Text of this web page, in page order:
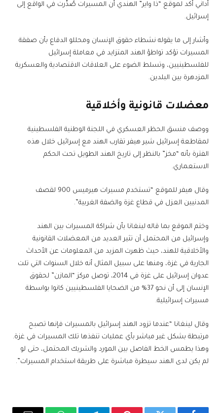
أداني أكد لموقع “ذا واير” الهندي أن المسيرات صُدِّرت في الواقع إلى
إسرائيل.
وأشار إلى ما يقوله نشطاء حقوق الإنسان ومحللو الدفاع بأن صفقة
المسيرات تؤكد تواطؤ الهند المتزايد في معاملة إسرائيل
للفلسطينيين، وتسلط الضوء على العلاقات الاقتصادية والعسكرية
المزدهرة بين البلدين.
معضلات قانونية وأخلاقية
ووصف منسق الحظر العسكري في اللجنة الوطنية الفلسطينية
لمقاطعة إسرائيل شير هيفر تقارب الهند مع إسرائيل خلال هذه
الفترة بأنه “مخز” بالنظر إلى تاريخ الهند الطويل تحت الحكم
الاستعماري.
وقال هيفر للموقع “تستخدم مسيرات هيرميس 900 لقصف
المدنيين العزل في قطاع غزة والضفة الغربية”.
وختم الموقع بما قاله لينغانا بأن شراكة المسيرات بين الهند
وإسرائيل من المحتمل أن تثير العديد من المعضلات القانونية
والأخلاقية للهند، حيث ظهرت المزيد من المعلومات عن الأحداث
الجارية في غزة، ومنها على سبيل المثال أنه خلال السنوات التي تلت
عدوان إسرائيل على غزة في 2014، توصل مركز “المازن” لحقوق
الإنسان إلى أن نحو 37% من الضحايا الفلسطينيين كانوا بواسطة
مسيرات إسرائيلية.
وقال لينغانا “عندما تزود الهند إسرائيل بالمسيرات فإنها تصبح
مرتبطة بشكل غير مباشر بأي عمليات تنفذها تلك المسيرات في غزة.
وهذا يطمس الخط الفاصل بين المورد والشريك المحتمل، حتى لو
لم يكن لدى الهند سيطرة مباشرة على طريقة استخدام المسيرات”.